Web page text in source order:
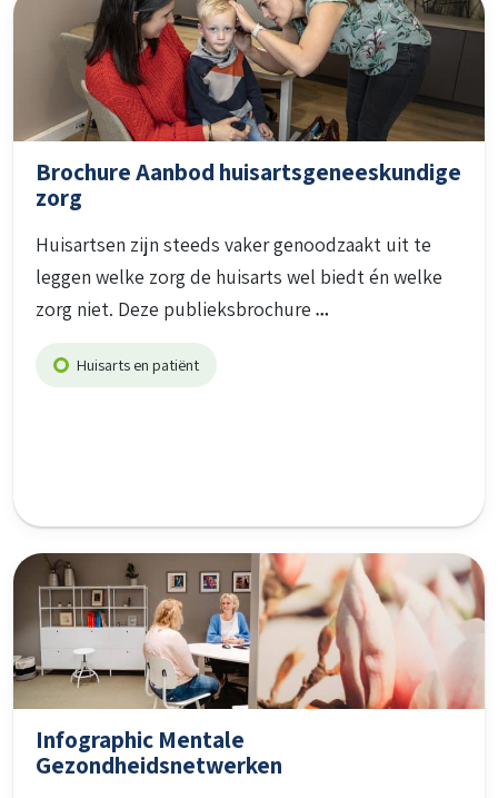
Brochure Aanbod huisartsgeneeskundige
zorg
Huisartsen zijn steeds vaker genoodzaakt uit te
leggen welke zorg de huisarts wel biedt én welke
zorg niet. Deze publieksbrochure
Huisarts en patiënt
Infographic Mentale
Gezondheidsnetwerken